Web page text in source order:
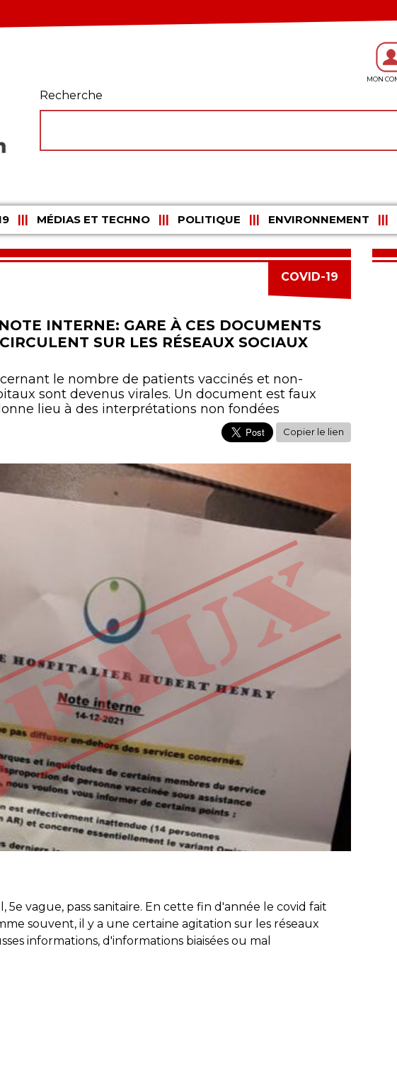
Recherche
MÉDIAS ET TECHNO POLITIQUE ENVIRONNEMENT
COVID-19
INTERNE: GARE À CES DOCUMENTS
SUR LES RÉSEAUX SOCIAUX
le nombre de patients vaccinés et non-
sont devenus virales. Un document est faux
lieu à des interprétations non fondées
Copier le lien
5e vague, pass sanitaire. En cette fin d'année le covid fait
souvent, il y a une certaine agitation sur les réseaux
informations, d'informations biaisées ou mal